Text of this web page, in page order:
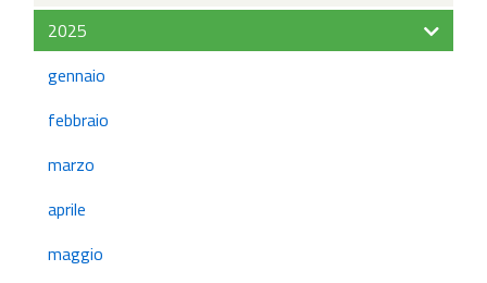
2025
gennaio
febbraio
marzo
aprile
maggio